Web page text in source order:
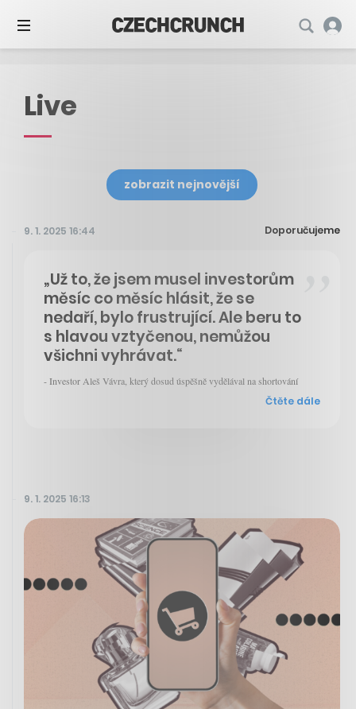
Live
zobrazit nejnovější
9. 1. 2025 16:44 Doporučujeme
„Už to, že jsem musel investorům
měsíc co měsíc hlásit, že se
nedaří, bylo frustrující. Ale beru to
s hlavou vztyčenou, nemůžou
všichni vyhrávat.“
- Investor Aleš Vávra, který dosud úspěšně vydělával na shortování
Čtěte dále
9. 1. 2025 16:13